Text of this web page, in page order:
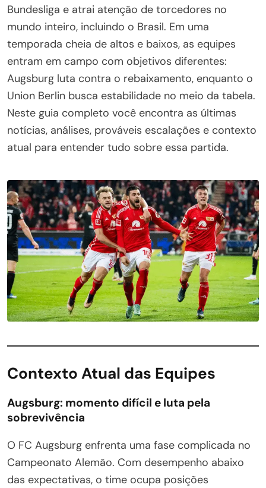
Bundesliga e atrai atenção de torcedores no
mundo inteiro, incluindo o Brasil. Em uma
temporada cheia de altos e baixos, as equipes
entram em campo com objetivos diferentes:
Augsburg luta contra o rebaixamento, enquanto o
Union Berlin busca estabilidade no meio da tabela.
Neste guia completo você encontra as últimas
notícias, análises, prováveis escalações e contexto
atual para entender tudo sobre essa partida.
Contexto Atual das Equipes
Augsburg: momento difícil e luta pela
sobrevivência
O FC Augsburg enfrenta uma fase complicada no
Campeonato Alemão. Com desempenho abaixo
das expectativas, o time ocupa posições